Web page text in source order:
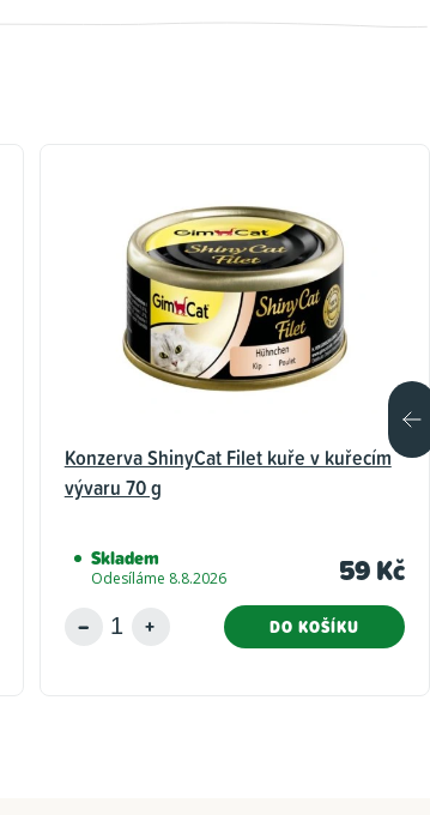
Konzerva ShinyCat Filet kuře v kuřecím
vývaru 70 g
Skladem
Odesíláme 8.8.2026 59 Kč
DO KOŠÍKU